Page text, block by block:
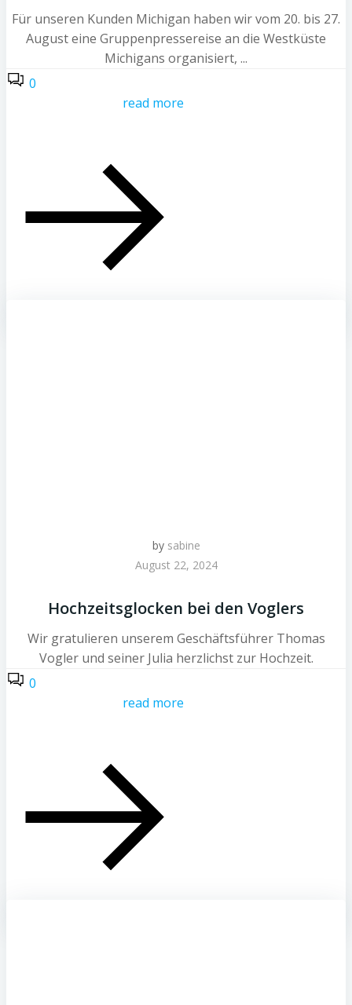
Für unseren Kunden Michigan haben wir vom 20. bis 27.
August eine Gruppenpressereise an die Westküste
Michigans organisiert, ...
0
read more
by sabine
August 22, 2024
Hochzeitsglocken bei den Voglers
Wir gratulieren unserem Geschäftsführer Thomas
Vogler und seiner Julia herzlichst zur Hochzeit.
0
read more